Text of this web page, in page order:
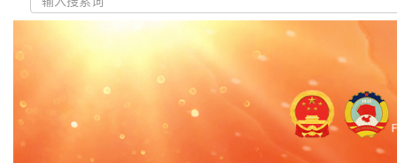
东营市政协召开提案办理工作会议
四川省科技厅出台9条“硬举措”，助力经济持续回
聚焦学子群体再升级，加多宝·学子情公益基金在
山西省公布两处北朝摩崖造像调查资料